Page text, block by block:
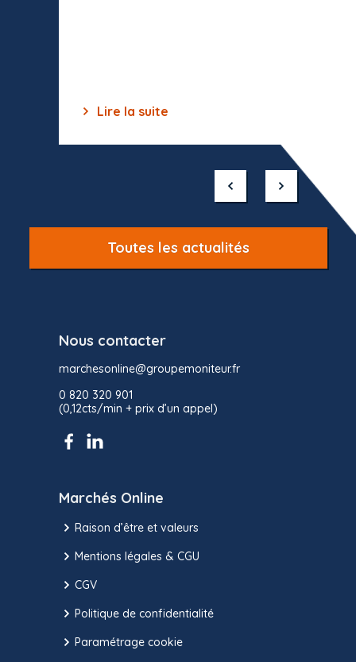
Lire la suite
Toutes les actualités
Nous contacter
marchesonline@groupemoniteur.fr
0 820 320 901
(0,12cts/min + prix d’un appel)
Marchés Online
Raison d’être et valeurs
Mentions légales & CGU
CGV
Politique de confidentialité
Paramétrage cookie